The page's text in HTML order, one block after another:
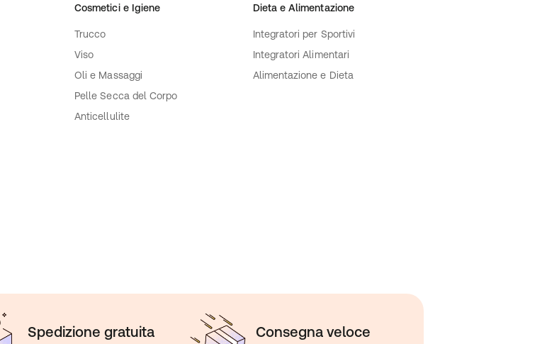
Cosmetici e Igiene
Trucco
Viso
Oli e Massaggi
Pelle Secca del Corpo
Anticellulite
Dieta e Alimentazione
Integratori per Sportivi
Integratori Alimentari
Alimentazione e Dieta
Spedizione gratuita Consegna veloce